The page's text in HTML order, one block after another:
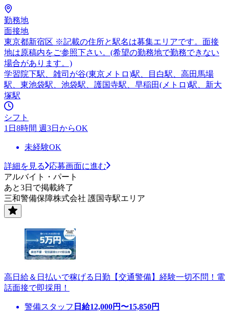
勤務地
面接地
東京都新宿区 ※記載の住所と駅名は募集エリアです。面接
地は原稿内をご参照下さい。(希望の勤務地で勤務できない
場合があります。)
学習院下駅、雑司が谷(東京メトロ)駅、目白駅、高田馬場
駅、東池袋駅、池袋駅、護国寺駅、早稲田(メトロ)駅、新大
塚駅
シフト
1日8時間 週3日からOK
未経験OK
詳細を見る
応募画面に進む
アルバイト・パート
あと3日で掲載終了
三和警備保障株式会社 護国寺駅エリア
高日給＆日払いで稼げる日勤【交通警備】経験一切不問！電
話面接で即採用！
警備スタッフ 日給12,000円〜15,850円